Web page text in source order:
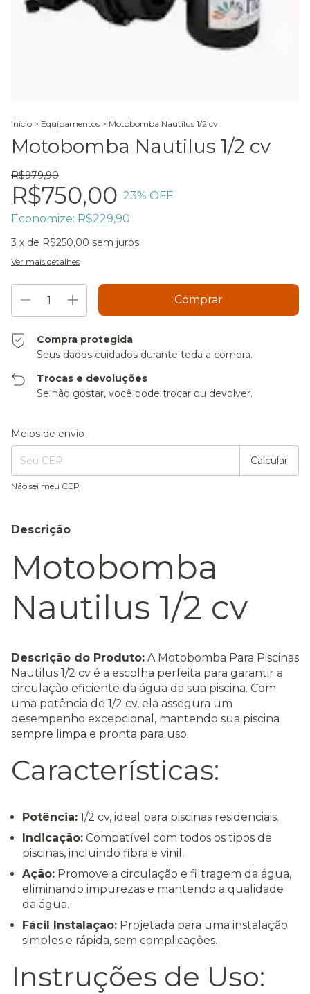
Início > Equipamentos > Motobomba Nautilus 1/2 cv
Motobomba Nautilus 1/2 cv
R$979,90
R$750,00 23% OFF
Economize: R$229,90
3 x de R$250,00 sem juros
Ver mais detalhes
Compra protegida
Seus dados cuidados durante toda a compra.
Trocas e devoluções
Se não gostar, você pode trocar ou devolver.
Entregas para o CEP:
Meios de envio
Calcular
Não sei meu CEP
Descrição
Motobomba
Nautilus 1/2 cv
Descrição do Produto: A Motobomba Para Piscinas
Nautilus 1/2 cv é a escolha perfeita para garantir a
circulação eficiente da água da sua piscina. Com
uma potência de 1/2 cv, ela assegura um
desempenho excepcional, mantendo sua piscina
sempre limpa e pronta para uso.
Características:
Potência: 1/2 cv, ideal para piscinas residenciais.
Indicação: Compatível com todos os tipos de
piscinas, incluindo fibra e vinil.
Ação: Promove a circulação e filtragem da água,
eliminando impurezas e mantendo a qualidade
da água.
Fácil Instalação: Projetada para uma instalação
simples e rápida, sem complicações.
Instruções de Uso: